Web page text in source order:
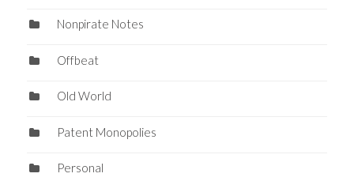
Nonpirate Notes
Offbeat
Old World
Patent Monopolies
Personal